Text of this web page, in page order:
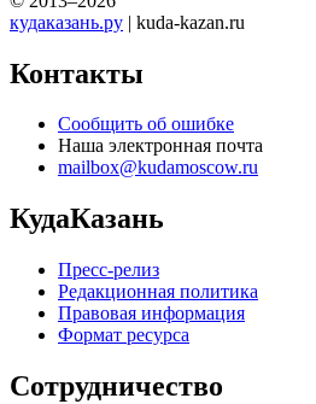
кудаказань.ру | kuda-kazan.ru
Контакты
Сообщить об ошибке
Наша электронная почта
mailbox@kudamoscow.ru
КудаКазань
Пресс-релиз
Редакционная политика
Правовая информация
Формат ресурса
Сотрудничество